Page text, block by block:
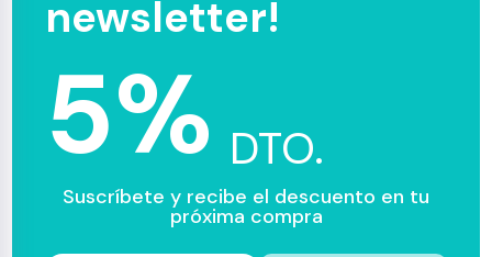
newsletter!
5% DTO.
Suscríbete y recibe el descuento en tu
próxima compra